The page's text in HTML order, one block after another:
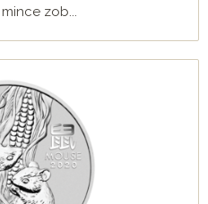
zob...